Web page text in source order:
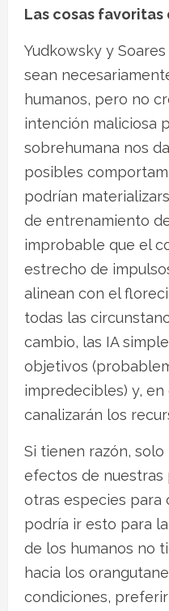
Las cosas favoritas
Yudkowsky y
sean
humanos, pero no
intención maliciosa
sobrehumana nos
posibles
podrían
de entrenamiento
improbable que el
estrecho de
alinean con el
todas las
cambio, las IA
objetivos
impredecibles) y, en
canalizarán los
Si tienen razón,
efectos de nuestras
otras especies para
podría ir esto para
de los humanos no
hacia los
condiciones,